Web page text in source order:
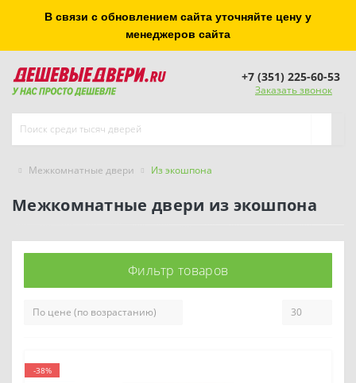
В связи с обновлением сайта уточняйте цену у
менеджеров сайта
+7 (351) 225-60-53
Заказать звонок
Межкомнатные двери Из экошпона
Межкомнатные двери из экошпона
Фильтр товаров
-38%